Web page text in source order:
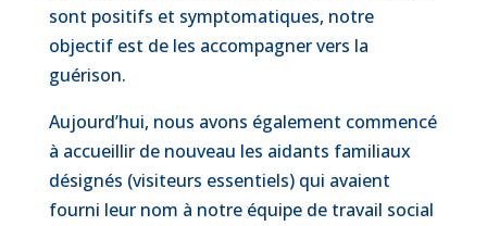
sont positifs et symptomatiques, notre
objectif est de les accompagner vers la
guérison.
Aujourd’hui, nous avons également commencé
à accueillir de nouveau les aidants familiaux
désignés (visiteurs essentiels) qui avaient
fourni leur nom à notre équipe de travail social